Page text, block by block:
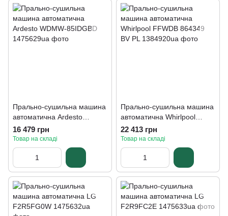
Прально-сушильна машина
автоматична Ardesto
WDMW-85IDGBD
16 479 грн
Товар на складі
Прально-сушильна машина
автоматична Whirlpool
FFWDB 864349 BV PL
22 413 грн
Товар на складі